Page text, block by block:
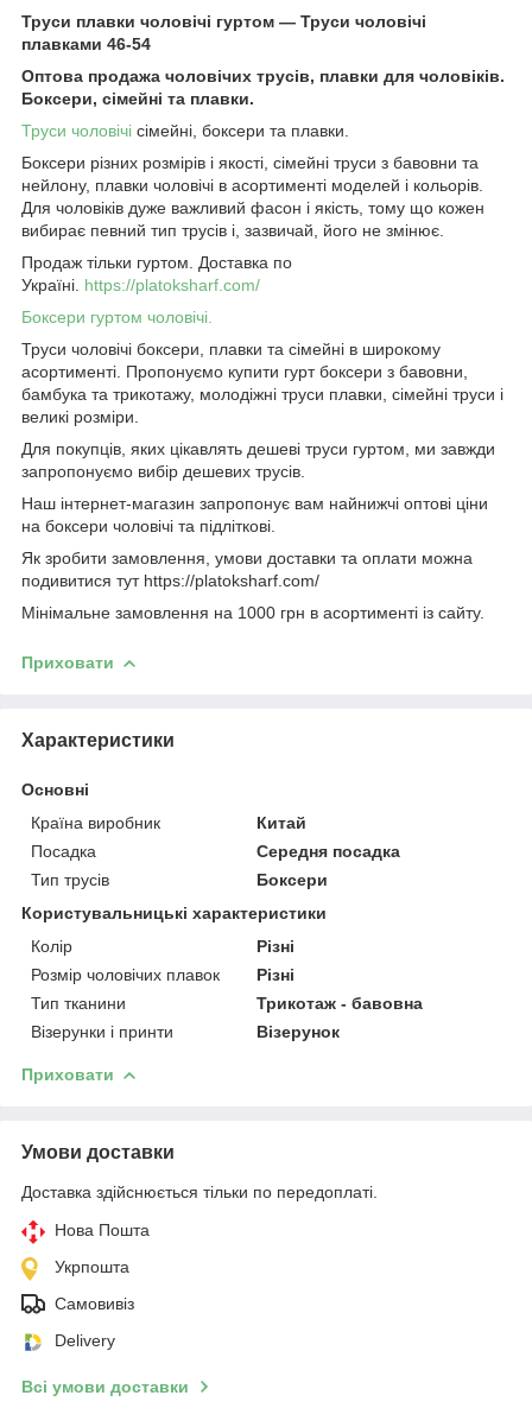
Труси плавки чоловічі гуртом — Труси чоловічі
плавками 46-54
Оптова продажа чоловічих трусів, плавки для чоловіків.
Боксери, сімейні та плавки.
Труси чоловічі сімейні, боксери та плавки.
Боксери різних розмірів і якості, сімейні труси з бавовни та
нейлону, плавки чоловічі в асортименті моделей і кольорів.
Для чоловіків дуже важливий фасон і якість, тому що кожен
вибирає певний тип трусів і, зазвичай, його не змінює.
Продаж тільки гуртом. Доставка по
Україні. https://platoksharf.com/
Боксери гуртом чоловічі.
Труси чоловічі боксери, плавки та сімейні в широкому
асортименті. Пропонуємо купити гурт боксери з бавовни,
бамбука та трикотажу, молодіжні труси плавки, сімейні труси і
великі розміри.
Для покупців, яких цікавлять дешеві труси гуртом, ми завжди
запропонуємо вибір дешевих трусів.
Наш інтернет-магазин запропонує вам найнижчі оптові ціни
на боксери чоловічі та підліткові.
Як зробити замовлення, умови доставки та оплати можна
подивитися тут https://platoksharf.com/
Мінімальне замовлення на 1000 грн в асортименті із сайту.
Приховати
Характеристики
Основні
Країна виробник
Китай
Посадка
Середня посадка
Тип трусів
Боксери
Користувальницькі характеристики
Колір
Різні
Розмір чоловічих плавок
Різні
Тип тканини
Трикотаж - бавовна
Візерунки і принти
Візерунок
Приховати
Умови доставки
Доставка здійснюється тільки по передоплаті.
Нова Пошта
Укрпошта
Самовивіз
Delivery
Всі умови доставки